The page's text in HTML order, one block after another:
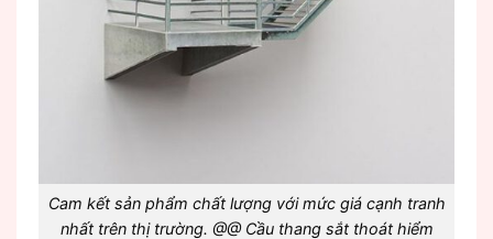
Cam kết sản phẩm chất lượng với mức giá cạnh tranh
nhất trên thị trường. @@ Cầu thang sắt thoát hiểm